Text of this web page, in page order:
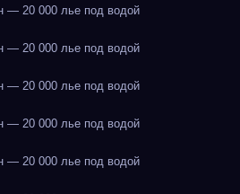
20 000 лье под водой
20 000 лье под водой
20 000 лье под водой
20 000 лье под водой
20 000 лье под водой